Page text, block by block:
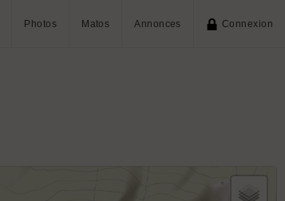
Photos Matos Annonces Connexion